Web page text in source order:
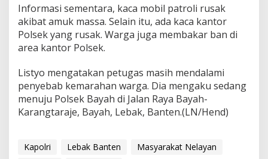
Informasi sementara, kaca mobil patroli rusak
akibat amuk massa. Selain itu, ada kaca kantor
Polsek yang rusak. Warga juga membakar ban di
area kantor Polsek.
Listyo mengatakan petugas masih mendalami
penyebab kemarahan warga. Dia mengaku sedang
menuju Polsek Bayah di Jalan Raya Bayah-
Karangtaraje, Bayah, Lebak, Banten.(LN/Hend)
Kapolri Lebak Banten
Masyarakat Nelayan